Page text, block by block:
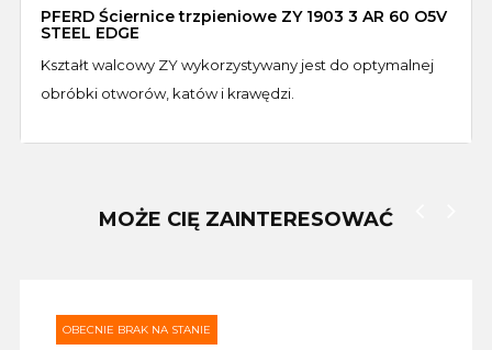
PFERD Ściernice trzpieniowe ZY 1903 3 AR 60 O5V
STEEL EDGE
Kształt walcowy ZY wykorzystywany jest do optymalnej
obróbki otworów, katów i krawędzi.
MOŻE CIĘ ZAINTERESOWAĆ
OBECNIE BRAK NA STANIE